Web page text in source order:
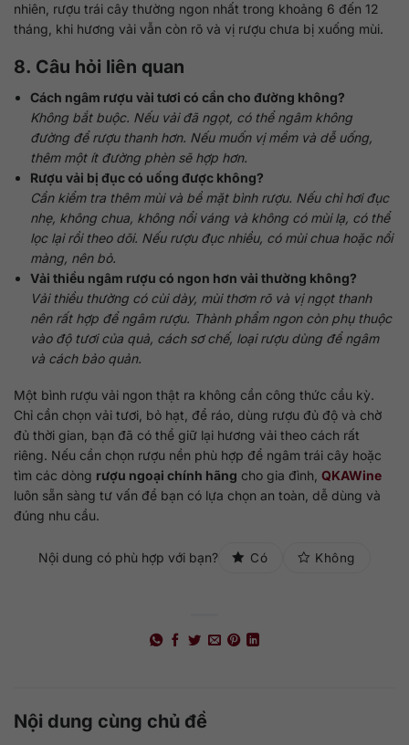
nhiên, rượu trái cây thường ngon nhất trong khoảng 6 đến 12
tháng, khi hương vải vẫn còn rõ và vị rượu chưa bị xuống mùi.
8. Câu hỏi liên quan
Cách ngâm rượu vải tươi có cần cho đường không?
Không bắt buộc. Nếu vải đã ngọt, có thể ngâm không
đường để rượu thanh hơn. Nếu muốn vị mềm và dễ uống,
thêm một ít đường phèn sẽ hợp hơn.
Rượu vải bị đục có uống được không?
Cần kiểm tra thêm mùi và bề mặt bình rượu. Nếu chỉ hơi đục
nhẹ, không chua, không nổi váng và không có mùi lạ, có thể
lọc lại rồi theo dõi. Nếu rượu đục nhiều, có mùi chua hoặc nổi
màng, nên bỏ.
Vải thiều ngâm rượu có ngon hơn vải thường không?
Vải thiều thường có cùi dày, mùi thơm rõ và vị ngọt thanh
nên rất hợp để ngâm rượu. Thành phẩm ngon còn phụ thuộc
vào độ tươi của quả, cách sơ chế, loại rượu dùng để ngâm
và cách bảo quản.
Một bình rượu vải ngon thật ra không cần công thức cầu kỳ.
Chỉ cần chọn vải tươi, bỏ hạt, để ráo, dùng rượu đủ độ và chờ
đủ thời gian, bạn đã có thể giữ lại hương vải theo cách rất
riêng. Nếu cần chọn rượu nền phù hợp để ngâm trái cây hoặc
tìm các dòng rượu ngoại chính hãng cho gia đình, QKAWine
luôn sẵn sàng tư vấn để bạn có lựa chọn an toàn, dễ dùng và
đúng nhu cầu.
Nội dung có phù hợp với bạn? Có Không
Nội dung cùng chủ đề